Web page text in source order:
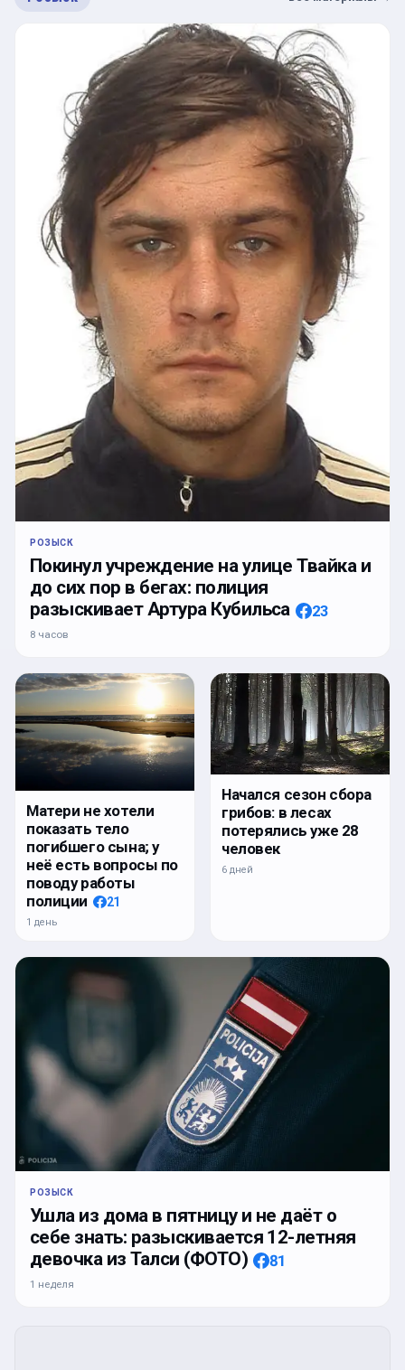
РОЗЫСК
Покинул учреждение на улице Твайка и
до сих пор в бегах: полиция
разыскивает Артура Кубильса
23
8 часов
Матери не хотели
показать тело
погибшего сына; у
неё есть вопросы по
поводу работы
полиции
21
1 день
Начался сезон сбора
грибов: в лесах
потерялись уже 28
человек
6 дней
РОЗЫСК
Ушла из дома в пятницу и не даёт о
себе знать: разыскивается 12-летняя
девочка из Талси (ФОТО)
81
1 неделя